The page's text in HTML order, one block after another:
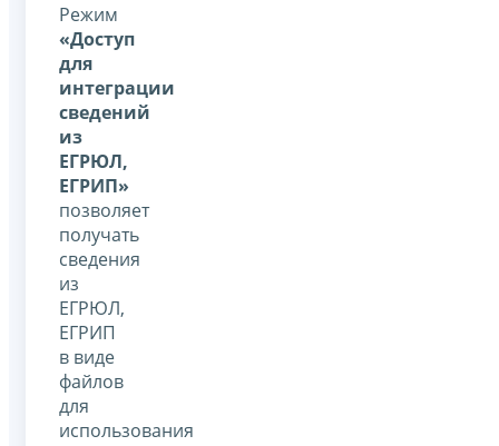
Режим
«Доступ
для
интеграции
сведений
из
ЕГРЮЛ,
ЕГРИП»
позволяет
получать
сведения
из
ЕГРЮЛ,
ЕГРИП
в виде
файлов
для
использования